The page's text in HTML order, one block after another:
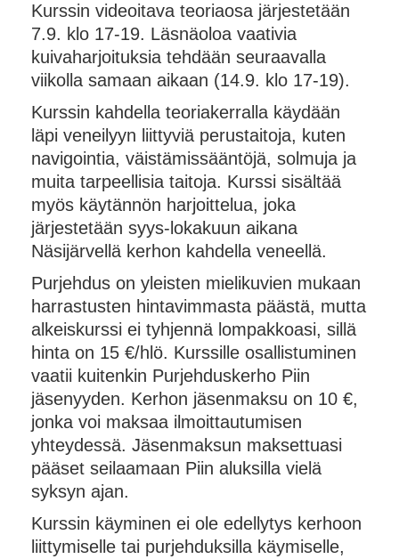
Kurssin videoitava teoriaosa järjestetään
7.9. klo 17-19. Läsnäoloa vaativia
kuivaharjoituksia tehdään seuraavalla
viikolla samaan aikaan (14.9. klo 17-19).
Kurssin kahdella teoriakerralla käydään
läpi veneilyyn liittyviä perustaitoja, kuten
navigointia, väistämissääntöjä, solmuja ja
muita tarpeellisia taitoja. Kurssi sisältää
myös käytännön harjoittelua, joka
järjestetään syys-lokakuun aikana
Näsijärvellä kerhon kahdella veneellä.
Purjehdus on yleisten mielikuvien mukaan
harrastusten hintavimmasta päästä, mutta
alkeiskurssi ei tyhjennä lompakkoasi, sillä
hinta on 15 €/hlö. Kurssille osallistuminen
vaatii kuitenkin Purjehduskerho Piin
jäsenyyden. Kerhon jäsenmaksu on 10 €,
jonka voi maksaa ilmoittautumisen
yhteydessä. Jäsenmaksun maksettuasi
pääset seilaamaan Piin aluksilla vielä
syksyn ajan.
Kurssin käyminen ei ole edellytys kerhoon
liittymiselle tai purjehduksilla käymiselle,